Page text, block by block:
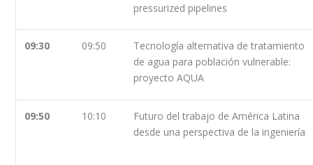
pressurized pipelines
09:30 09:50
Tecnología alternativa de tratamiento
de agua para población vulnerable:
proyecto AQUA
09:50 10:10
Futuro del trabajo de América Latina
desde una perspectiva de la ingeniería